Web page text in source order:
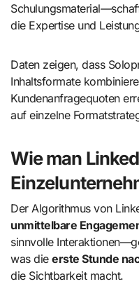
die Expertise und
Daten zeigen, dass
Inhaltsformate
Kundenanfragequoten
auf einzelne
Wie man
Der Algorithmus von
unmittelbare
sinnvolle
was dieerste Stunde
die Sichtbarkeit macht.